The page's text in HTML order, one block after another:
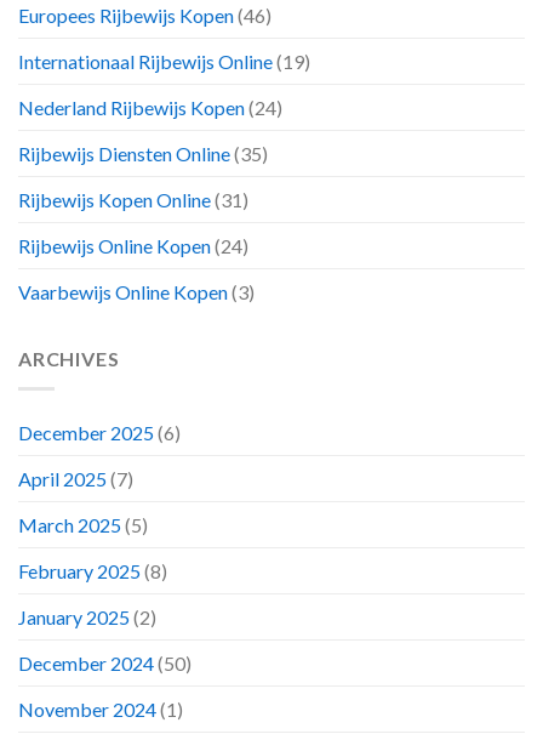
Europees Rijbewijs Kopen(46)
Internationaal Rijbewijs Online(19)
Nederland Rijbewijs Kopen(24)
Rijbewijs Diensten Online(35)
Rijbewijs Kopen Online(31)
Rijbewijs Online Kopen(24)
Vaarbewijs Online Kopen(3)
ARCHIVES
December 2025(6)
April 2025(7)
March 2025(5)
February 2025(8)
January 2025(2)
December 2024(50)
November 2024(1)